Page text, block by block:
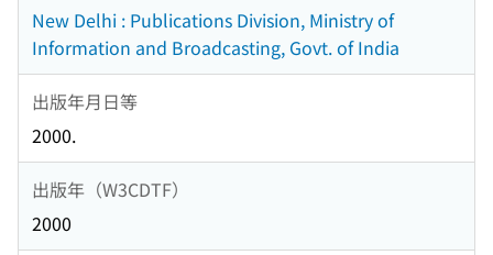
New Delhi : Publications Division, Ministry of
Information and Broadcasting, Govt. of India
出版年月日等
2000.
出版年（W3CDTF）
2000